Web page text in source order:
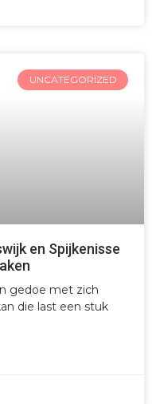
UNCATEGORIZED
en Spijkenisse
gedoe met zich
die last een stuk